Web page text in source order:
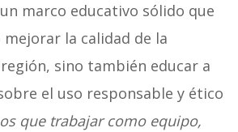
marco educativo sólido que
la calidad de la
sino también educar a
el uso responsable y ético
que trabajar como equipo,